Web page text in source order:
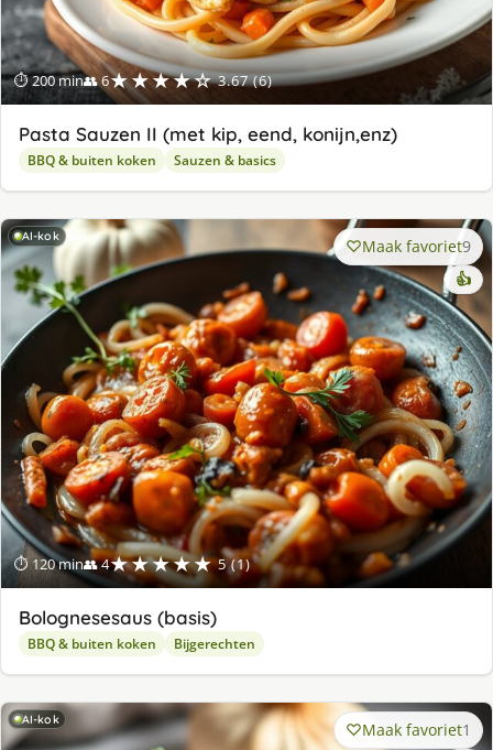
⏱ 200 min👥 6★★★★☆ 3.67 (6)
Pasta Sauzen II (met kip, eend, konijn,enz)
BBQ & buiten koken Sauzen & basics
AI-kok
⏱ 120 min👥 4★★★★★ 5 (1)
Maak favoriet9
👍
Bolognesesaus (basis)
BBQ & buiten koken Bijgerechten
AI-kok Maak favoriet1